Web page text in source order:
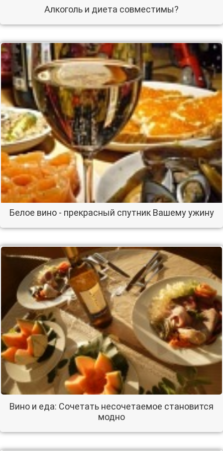
Алкоголь и диета совместимы?
Белое вино - прекрасный спутник Вашему ужину
Вино и еда: Сочетать несочетаемое становится
модно